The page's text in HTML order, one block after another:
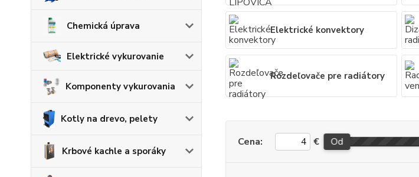
Chemická úprava
Elektrické vykurovanie
Komponenty vykurovania
Kotly na drevo, pelety
Krbové kachle a sporáky
Elektrické konvektory
Rozdeľovače pre radiátory
Cena: € Od